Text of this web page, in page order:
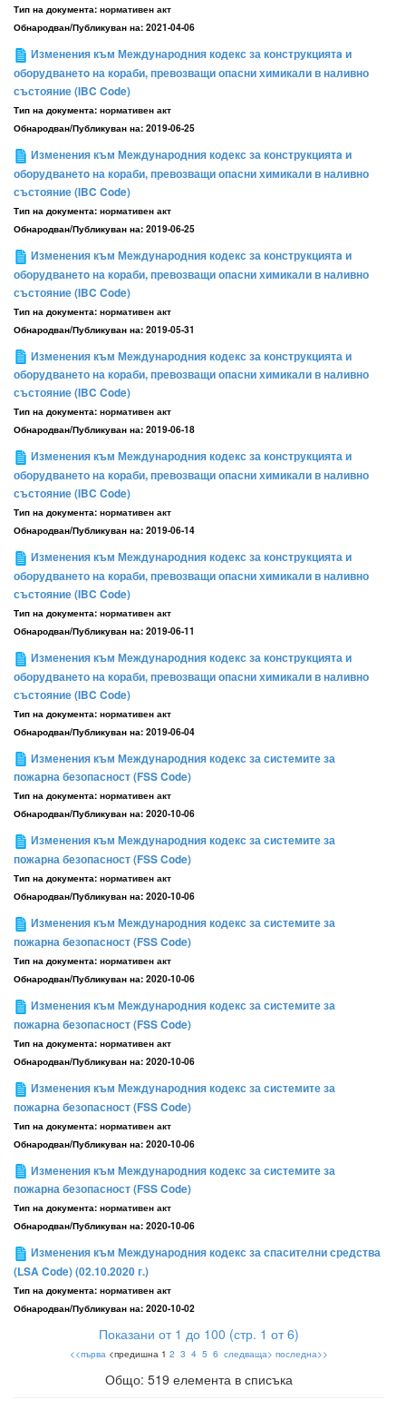
Тип на документа: нормативен акт
Обнародван/Публикуван на: 2021-04-06
Изменения към Международния кодекс за конструкциятa и
оборудванетo на кораби, превозващи опасни химикали в наливно
състояние (IBC Code)
Тип на документа: нормативен акт
Обнародван/Публикуван на: 2019-06-25
Изменения към Международния кодекс за конструкциятa и
оборудванетo на кораби, превозващи опасни химикали в наливно
състояние (IBC Code)
Тип на документа: нормативен акт
Обнародван/Публикуван на: 2019-06-25
Изменения към Международния кодекс за конструкциятa и
оборудванетo на кораби, превозващи опасни химикали в наливно
състояние (IBC Code)
Тип на документа: нормативен акт
Обнародван/Публикуван на: 2019-05-31
Изменения към Международния кодекс за конструкцията и
оборудването на кораби, превозващи опасни химикали в наливно
състояние (IBC Code)
Тип на документа: нормативен акт
Обнародван/Публикуван на: 2019-06-18
Изменения към Международния кодекс за конструкцията и
оборудването на кораби, превозващи опасни химикали в наливно
състояние (IBC Code)
Тип на документа: нормативен акт
Обнародван/Публикуван на: 2019-06-14
Изменения към Международния кодекс за конструкцията и
оборудването на кораби, превозващи опасни химикали в наливно
състояние (IBC Code)
Тип на документа: нормативен акт
Обнародван/Публикуван на: 2019-06-11
Изменения към Международния кодекс за конструкцията и
оборудването на кораби, превозващи опасни химикали в наливно
състояние (IBC Code)
Тип на документа: нормативен акт
Обнародван/Публикуван на: 2019-06-04
Изменения към Международния кодекс за системите за
пожарна безопасност (FSS Code)
Тип на документа: нормативен акт
Обнародван/Публикуван на: 2020-10-06
Изменения към Международния кодекс за системите за
пожарна безопасност (FSS Code)
Тип на документа: нормативен акт
Обнародван/Публикуван на: 2020-10-06
Изменения към Международния кодекс за системите за
пожарна безопасност (FSS Code)
Тип на документа: нормативен акт
Обнародван/Публикуван на: 2020-10-06
Изменения към Международния кодекс за системите за
пожарна безопасност (FSS Code)
Тип на документа: нормативен акт
Обнародван/Публикуван на: 2020-10-06
Изменения към Международния кодекс за системите за
пожарна безопасност (FSS Code)
Тип на документа: нормативен акт
Обнародван/Публикуван на: 2020-10-06
Изменения към Международния кодекс за системите за
пожарна безопасност (FSS Code)
Тип на документа: нормативен акт
Обнародван/Публикуван на: 2020-10-06
Изменения към Международния кодекс за спасителни средства
(LSA Code) (02.10.2020 г.)
Тип на документа: нормативен акт
Обнародван/Публикуван на: 2020-10-02
Показани от 1 до 100 (стр. 1 от 6)
<<първа<предишна 1 2 3 4 5 6 следваща> последна>>
Общо: 519 елемента в списъка